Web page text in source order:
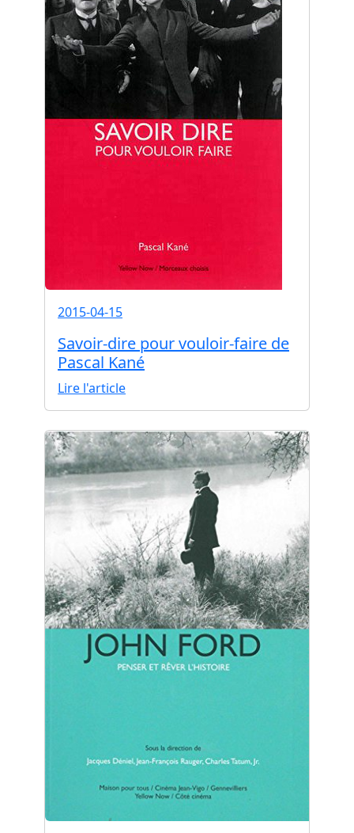
2015-04-15
Savoir-dire pour vouloir-faire de
Pascal Kané
Lire l'article